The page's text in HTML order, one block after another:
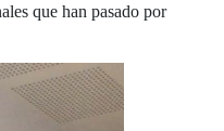
que han pasado por